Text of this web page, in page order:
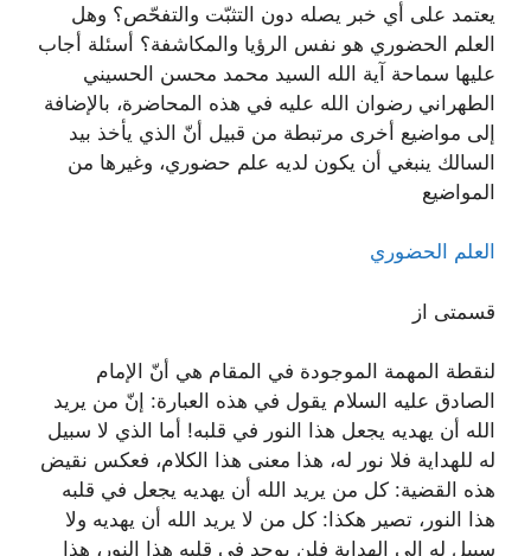
يعتمد على أي خبر يصله دون التثبّت والتفحّص؟ وهل
العلم الحضوري هو نفس الرؤيا والمكاشفة؟ أسئلة أجاب
عليها سماحة آية الله السيد محمد محسن الحسيني
الطهراني رضوان الله عليه في هذه المحاضرة، بالإضافة
إلى مواضيع أخرى مرتبطة من قبيل أنّ الذي يأخذ بيد
السالك ينبغي أن يكون لديه علم حضوري، وغيرها من
المواضيع
العلم الحضوري
قسمتی از
لنقطة المهمة الموجودة في المقام هي أنّ الإمام
الصادق عليه السلام يقول في هذه العبارة: إنّ من يريد
الله أن يهديه يجعل هذا النور في قلبه! أما الذي لا سبيل
له للهداية فلا نور له، هذا معنى هذا الكلام، فعكس نقيض
هذه القضية: كل من يريد الله أن يهديه يجعل في قلبه
هذا النور، تصير هكذا: كل من لا يريد الله أن يهديه ولا
سبيل له إلى الهداية فلن يوجد في قلبه هذا النور، هذا